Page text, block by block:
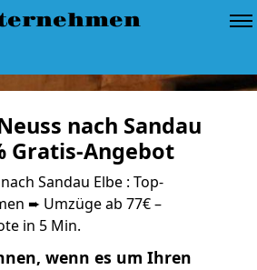
nach Sandau
Gratis-Angebot
Sandau Elbe : Top-
➨ Umzüge ab 77€ –
in 5 Min.
wenn es um Ihren